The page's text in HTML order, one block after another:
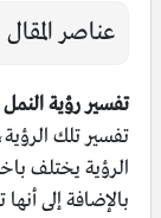
عناصر المقال
تفسير رؤية النمل
تفسير تلك
الرؤية يختلف
بالإضافة إلى